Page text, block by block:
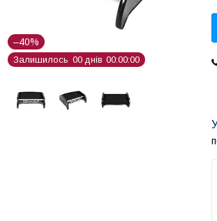
–40%
Залишилось 00 днів 00 00 00